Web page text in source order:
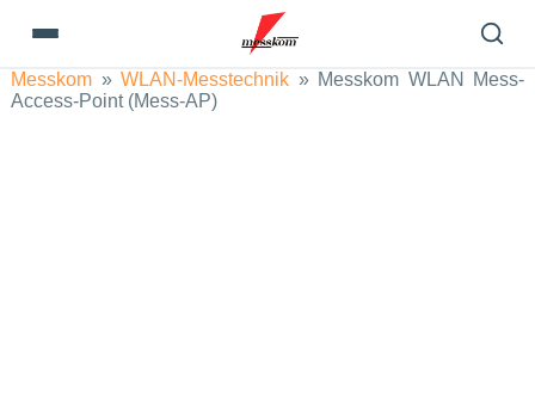
Messkom » WLAN-Messtechnik » Messkom WLAN Mess-
Access-Point (Mess-AP)